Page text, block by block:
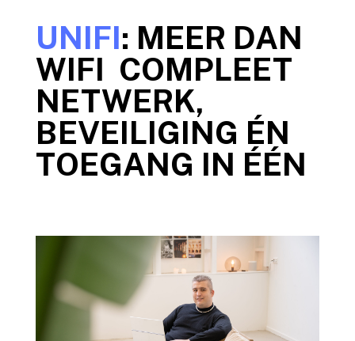
UNIFI: MEER DAN
WIFI COMPLEET
NETWERK,
BEVEILIGING ÉN
TOEGANG IN ÉÉN